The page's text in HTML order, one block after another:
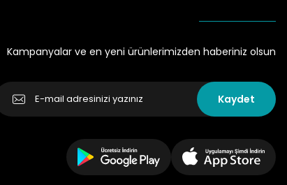
Kampanyalar ve en yeni ürünlerimizden haberiniz olsun
Kaydet